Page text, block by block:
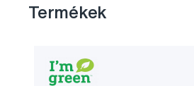
Termékek